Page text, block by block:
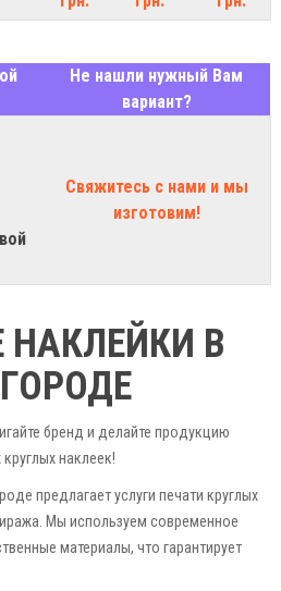
Не нашли нужный Вам
вариант?
Свяжитесь с нами и мы
изготовим!
НАКЛЕЙКИ В
бренд и делайте продукцию
наклеек!
предлагает услуги печати круглых
Мы используем современное
материалы, что гарантирует